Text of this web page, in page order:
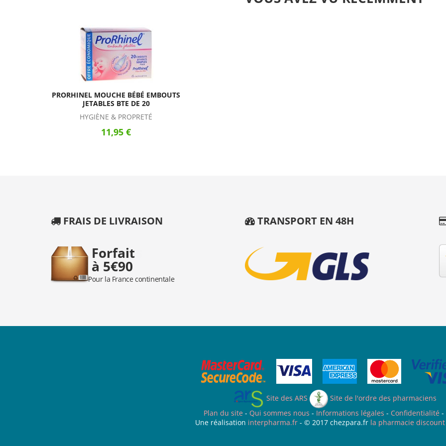
PRORHINEL MOUCHE BÉBÉ EMBOUTS
JETABLES BTE DE 20
HYGIÈNE & PROPRETÉ
11,95 €
FRAIS DE LIVRAISON TRANSPORT EN 48H
Site des ARS
Site de l'ordre des pharmaciens
Plan du site - Qui sommes nous - Informations légales - Confidentialité -
Une réalisation interpharma.fr - © 2017 chezpara.fr la pharmacie